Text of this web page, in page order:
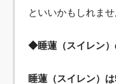
といいかもしれませ
◆睡蓮（スイレン）
睡蓮（スイレン）